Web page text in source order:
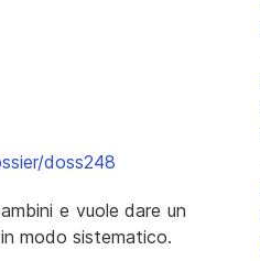
doss248
e vuole dare un
modo sistematico.